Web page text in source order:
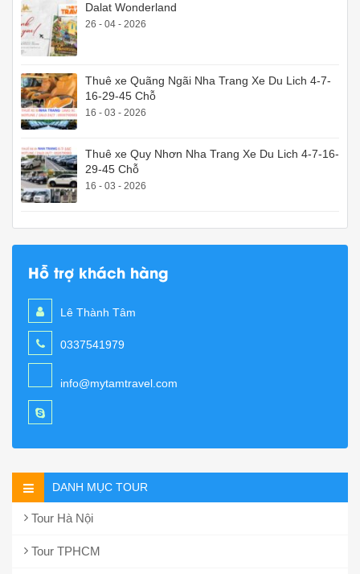
Dalat Wonderland
26 - 04 - 2026
Thuê xe Quãng Ngãi Nha Trang Xe Du Lich 4-7-
16-29-45 Chỗ
16 - 03 - 2026
Thuê xe Quy Nhơn Nha Trang Xe Du Lich 4-7-16-
29-45 Chỗ
16 - 03 - 2026
Hỗ trợ khách hàng
Lê Thành Tâm
0337541979
info@mytamtravel.com
DANH MỤC TOUR
Tour Hà Nội
Tour TPHCM